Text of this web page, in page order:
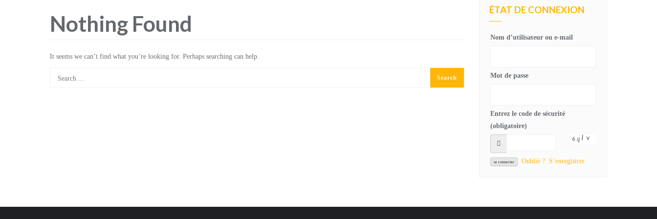
Nothing Found
It seems we can’t find what you’re looking for. Perhaps searching can help.
ÉTAT DE CONNEXION
Nom d’utilisateur ou e-mail
Mot de passe
Entrez le code de sécurité
(obligatoire)
Oublié ? S’enregistrer